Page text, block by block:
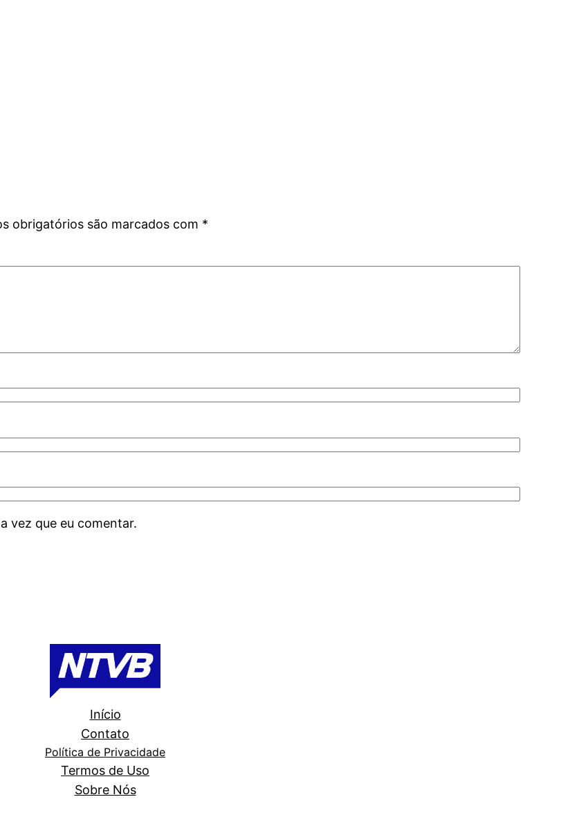
obrigatórios são marcados com *
vez que eu comentar.
Início
Contato
Política de Privacidade
Termos de Uso
Sobre Nós